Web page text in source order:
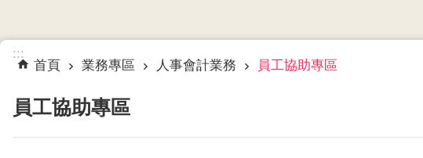
:::
首頁 業務專區 人事會計業務 員工協助專區
員工協助專區